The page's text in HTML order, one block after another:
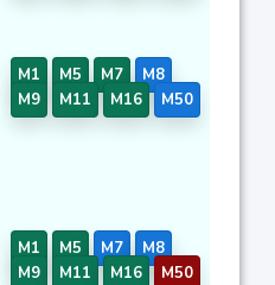
M1 M5 M7
M8
M9
M11 M16 M50
M1 M5 M7
M8
M9
M11 M16 M50